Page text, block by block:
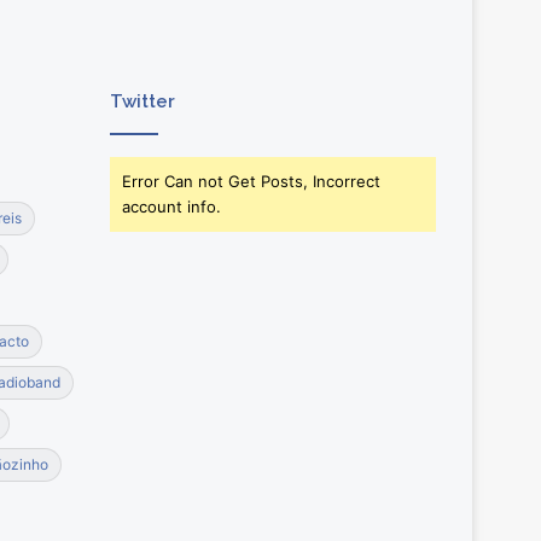
Twitter
Error Can not Get Posts, Incorrect
account info.